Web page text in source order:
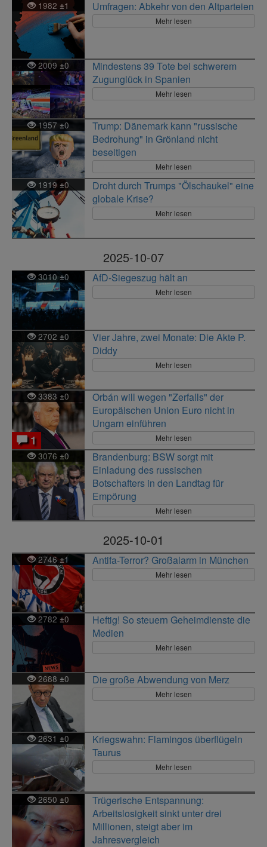
1982 ±1 Umfragen: Abkehr von den Altparteien
Mehr lesen
2009 ±0
Mindestens 39 Tote bei schwerem
Zugunglück in Spanien
Mehr lesen
1957±0
Trump: Dänemark kann "russische
Bedrohung" in Grönland nicht
beseitigen
Mehr lesen
1919 ±0
Droht durch Trumps "Ölschaukel" eine
globale Krise?
Mehr lesen
2025-10-07
3010 ±0 AfD-Siegeszug hält an
Mehr lesen
2702 ±0
Vier Jahre, zwei Monate: Die Akte P.
Diddy
Mehr lesen
3383 ±0
1
Orbán will wegen "Zerfalls" der
Europäischen Union Euro nicht in
Ungarn einführen
Mehr lesen
3076 ±0
Brandenburg: BSW sorgt mit
Einladung des russischen
Botschafters in den Landtag für
Empörung
Mehr lesen
2025-10-01
2746±1 Antifa-Terror? Großalarm in München
Mehr lesen
2782±0
Heftig! So steuern Geheimdienste die
Medien
Mehr lesen
2688 ±0 Die große Abwendung von Merz
Mehr lesen
2631 ±0
Kriegswahn: Flamingos überflügeln
Taurus
Mehr lesen
2650 ±0
Trügerische Entspannung:
Arbeitslosigkeit sinkt unter drei
Millionen, steigt aber im
Jahresvergleich